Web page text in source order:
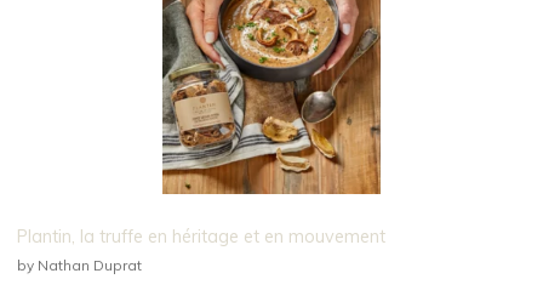
Plantin, la truffe en héritage et en mouvement
by Nathan Duprat